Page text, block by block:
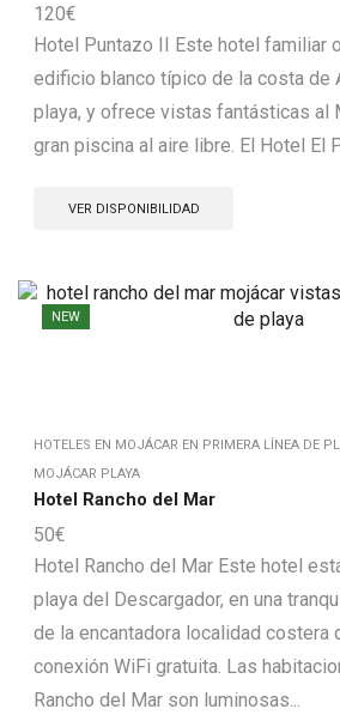
120€
Hotel Puntazo II Este hotel familiar
edificio blanco típico de la costa de
playa, y ofrece vistas fantásticas al
gran piscina al aire libre. El Hotel El
VER DISPONIBILIDAD
NEW
HOTELES EN MOJÁCAR EN PRIMERA LÍNEA DE
MOJÁCAR PLAYA
Hotel Rancho del Mar
50€
Hotel Rancho del Mar Este hotel
playa del Descargador, en una
de la encantadora localidad costera
conexión WiFi gratuita. Las
Rancho del Mar son luminosas...